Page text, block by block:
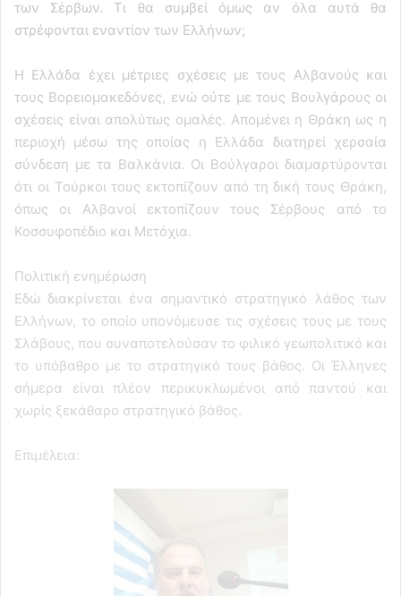
των Σέρβων. Τι θα συμβεί όμως αν όλα αυτά θα
στρέφονται εναντίον των Ελλήνων;
Η Ελλάδα έχει μέτριες σχέσεις με τους Αλβανούς και
τους Βορειομακεδόνες, ενώ ούτε με τους Βουλγάρους οι
σχέσεις είναι απολύτως ομαλές. Απομένει η Θράκη ως η
περιοχή μέσω της οποίας η Ελλάδα διατηρεί χερσαία
σύνδεση με τα Βαλκάνια. Οι Βούλγαροι διαμαρτύρονται
ότι οι Τούρκοι τους εκτοπίζουν από τη δική τους Θράκη,
όπως οι Αλβανοί εκτοπίζουν τους Σέρβους από το
Κοσσυφοπέδιο και Μετόχια.
Πολιτική ενημέρωση
Εδώ διακρίνεται ένα σημαντικό στρατηγικό λάθος των
Ελλήνων, το οποίο υπονόμευσε τις σχέσεις τους με τους
Σλάβους, που συναποτελούσαν το φιλικό γεωπολιτικό και
το υπόβαθρο με το στρατηγικό τους βάθος. Οι Έλληνες
σήμερα είναι πλέον περικυκλωμένοι από παντού και
χωρίς ξεκάθαρο στρατηγικό βάθος.
Επιμέλεια: